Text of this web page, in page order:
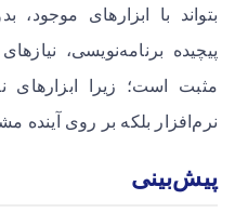
بتواند با ابزارهای موجود،
پیچیده برنامه‌نویسی،
مثبت است؛ زیرا ابزارهای
نرم‌افزار بلکه بر روی آینده
پیش‌بینی